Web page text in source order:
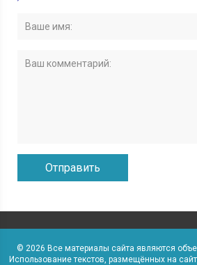
© 2026 Все материалы сайта являются
Использование текстов, размещённых на